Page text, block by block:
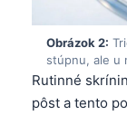
Obrázok 2:
stúpnu, ale u
Rutinné
pôst a tento